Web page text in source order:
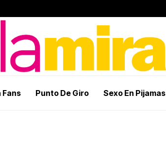
Fans Punto De Giro Sexo En Pijamas